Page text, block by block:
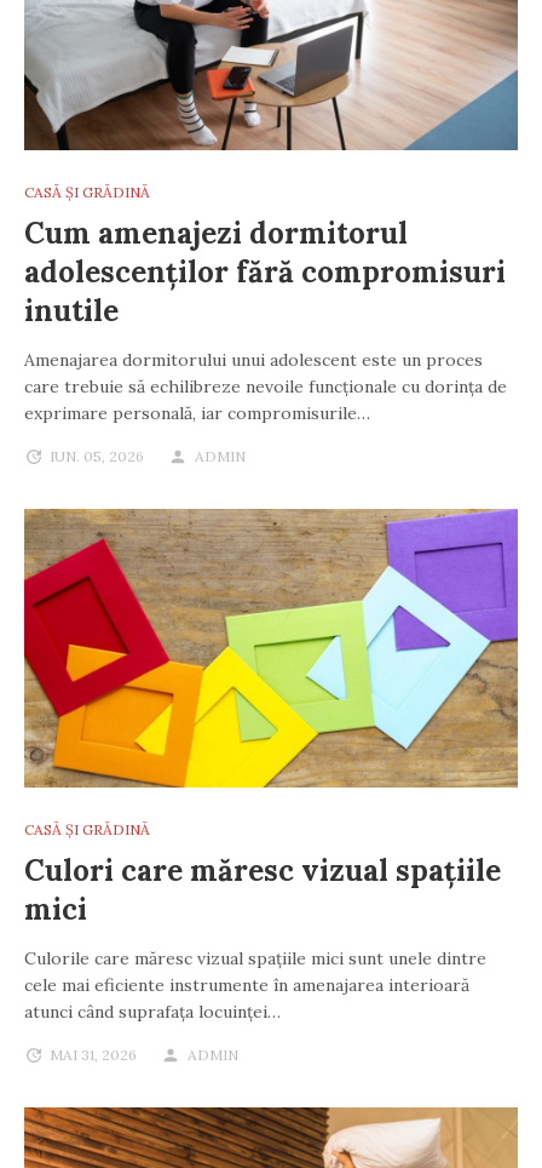
CASĂ ȘI GRĂDINĂ
Cum amenajezi dormitorul
adolescenților fără compromisuri
inutile
Amenajarea dormitorului unui adolescent este un proces
care trebuie să echilibreze nevoile funcționale cu dorința de
exprimare personală, iar compromisurile…
IUN. 05, 2026 ADMIN
CASĂ ȘI GRĂDINĂ
Culori care măresc vizual spațiile
mici
Culorile care măresc vizual spațiile mici sunt unele dintre
cele mai eficiente instrumente în amenajarea interioară
atunci când suprafața locuinței…
MAI 31, 2026 ADMIN